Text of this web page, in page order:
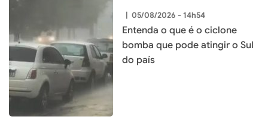
| 05/08/2026 - 14h54
Entenda o que é o ciclone
bomba que pode atingir o Sul
do país